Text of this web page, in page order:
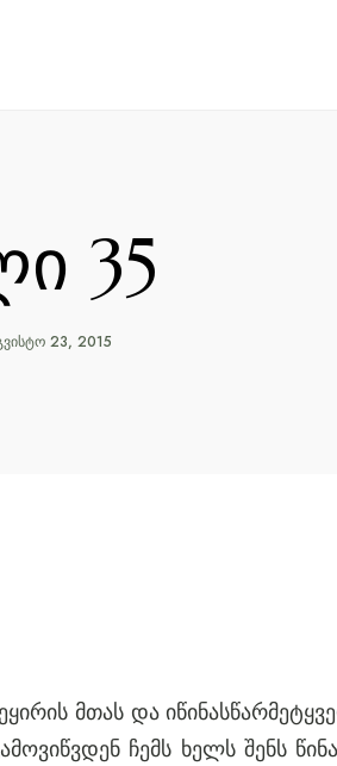
35
23, 2015
მთას და
ჩემს ხელს შენს